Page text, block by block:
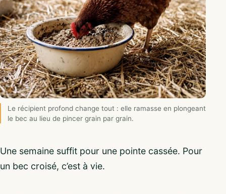
Le récipient profond change tout : elle ramasse en plongeant
le bec au lieu de pincer grain par grain.
Une semaine suffit pour une pointe cassée. Pour
un bec croisé, c’est à vie.